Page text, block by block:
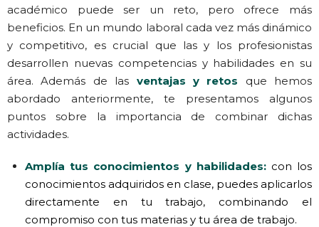
académico puede ser un reto, pero ofrece más
beneficios. En un mundo laboral cada vez más dinámico
y competitivo, es crucial que las y los profesionistas
desarrollen nuevas competencias y habilidades en su
área. Además de las ventajas y retos que hemos
abordado anteriormente, te presentamos algunos
puntos sobre la importancia de combinar dichas
actividades.
Amplía tus conocimientos y habilidades:con los
conocimientos adquiridos en clase, puedes aplicarlos
directamente en tu trabajo, combinando el
compromiso con tus materias y tu área de trabajo.